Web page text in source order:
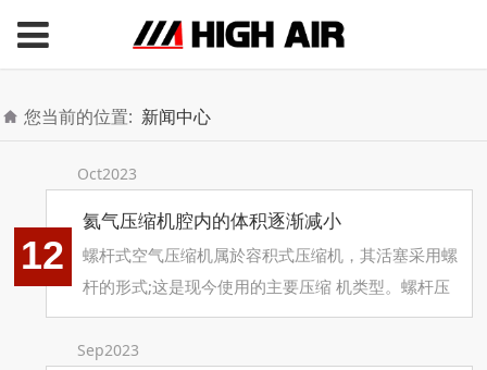
您当前的位置: 新闻中心
Oct2023
12
氦气压缩机腔内的体积逐渐减小
螺杆式空气压缩机属於容积式压缩机，其活塞采用螺
杆的形式;这是现今使用的主要压缩 机类型。螺杆压
缩元件的主要部件是凸形转子和凹形转子，这两个转
子相互移动，使它 们之间及腔内的体积逐渐减小。
Sep2023